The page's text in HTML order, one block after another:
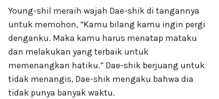
Young-shil meraih wajah Dae-shik di tangannya
untuk memohon, “Kamu bilang kamu ingin pergi
denganku. Maka kamu harus menatap mataku
dan melakukan yang terbaik untuk
memenangkan hatiku.” Dae-shik berjuang untuk
tidak menangis, Dae-shik mengaku bahwa dia
tidak punya banyak waktu.